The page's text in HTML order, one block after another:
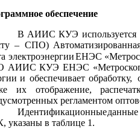
обеспечение
В АИИС КУЭ используется
– СПО)
электроэнергии ЕНЭС
АИИС КУЭ ЕНЭС
и обеспечивает обработку,
их отображение,
регламентом
Идентификационныеданные
указаны в таблице 1.